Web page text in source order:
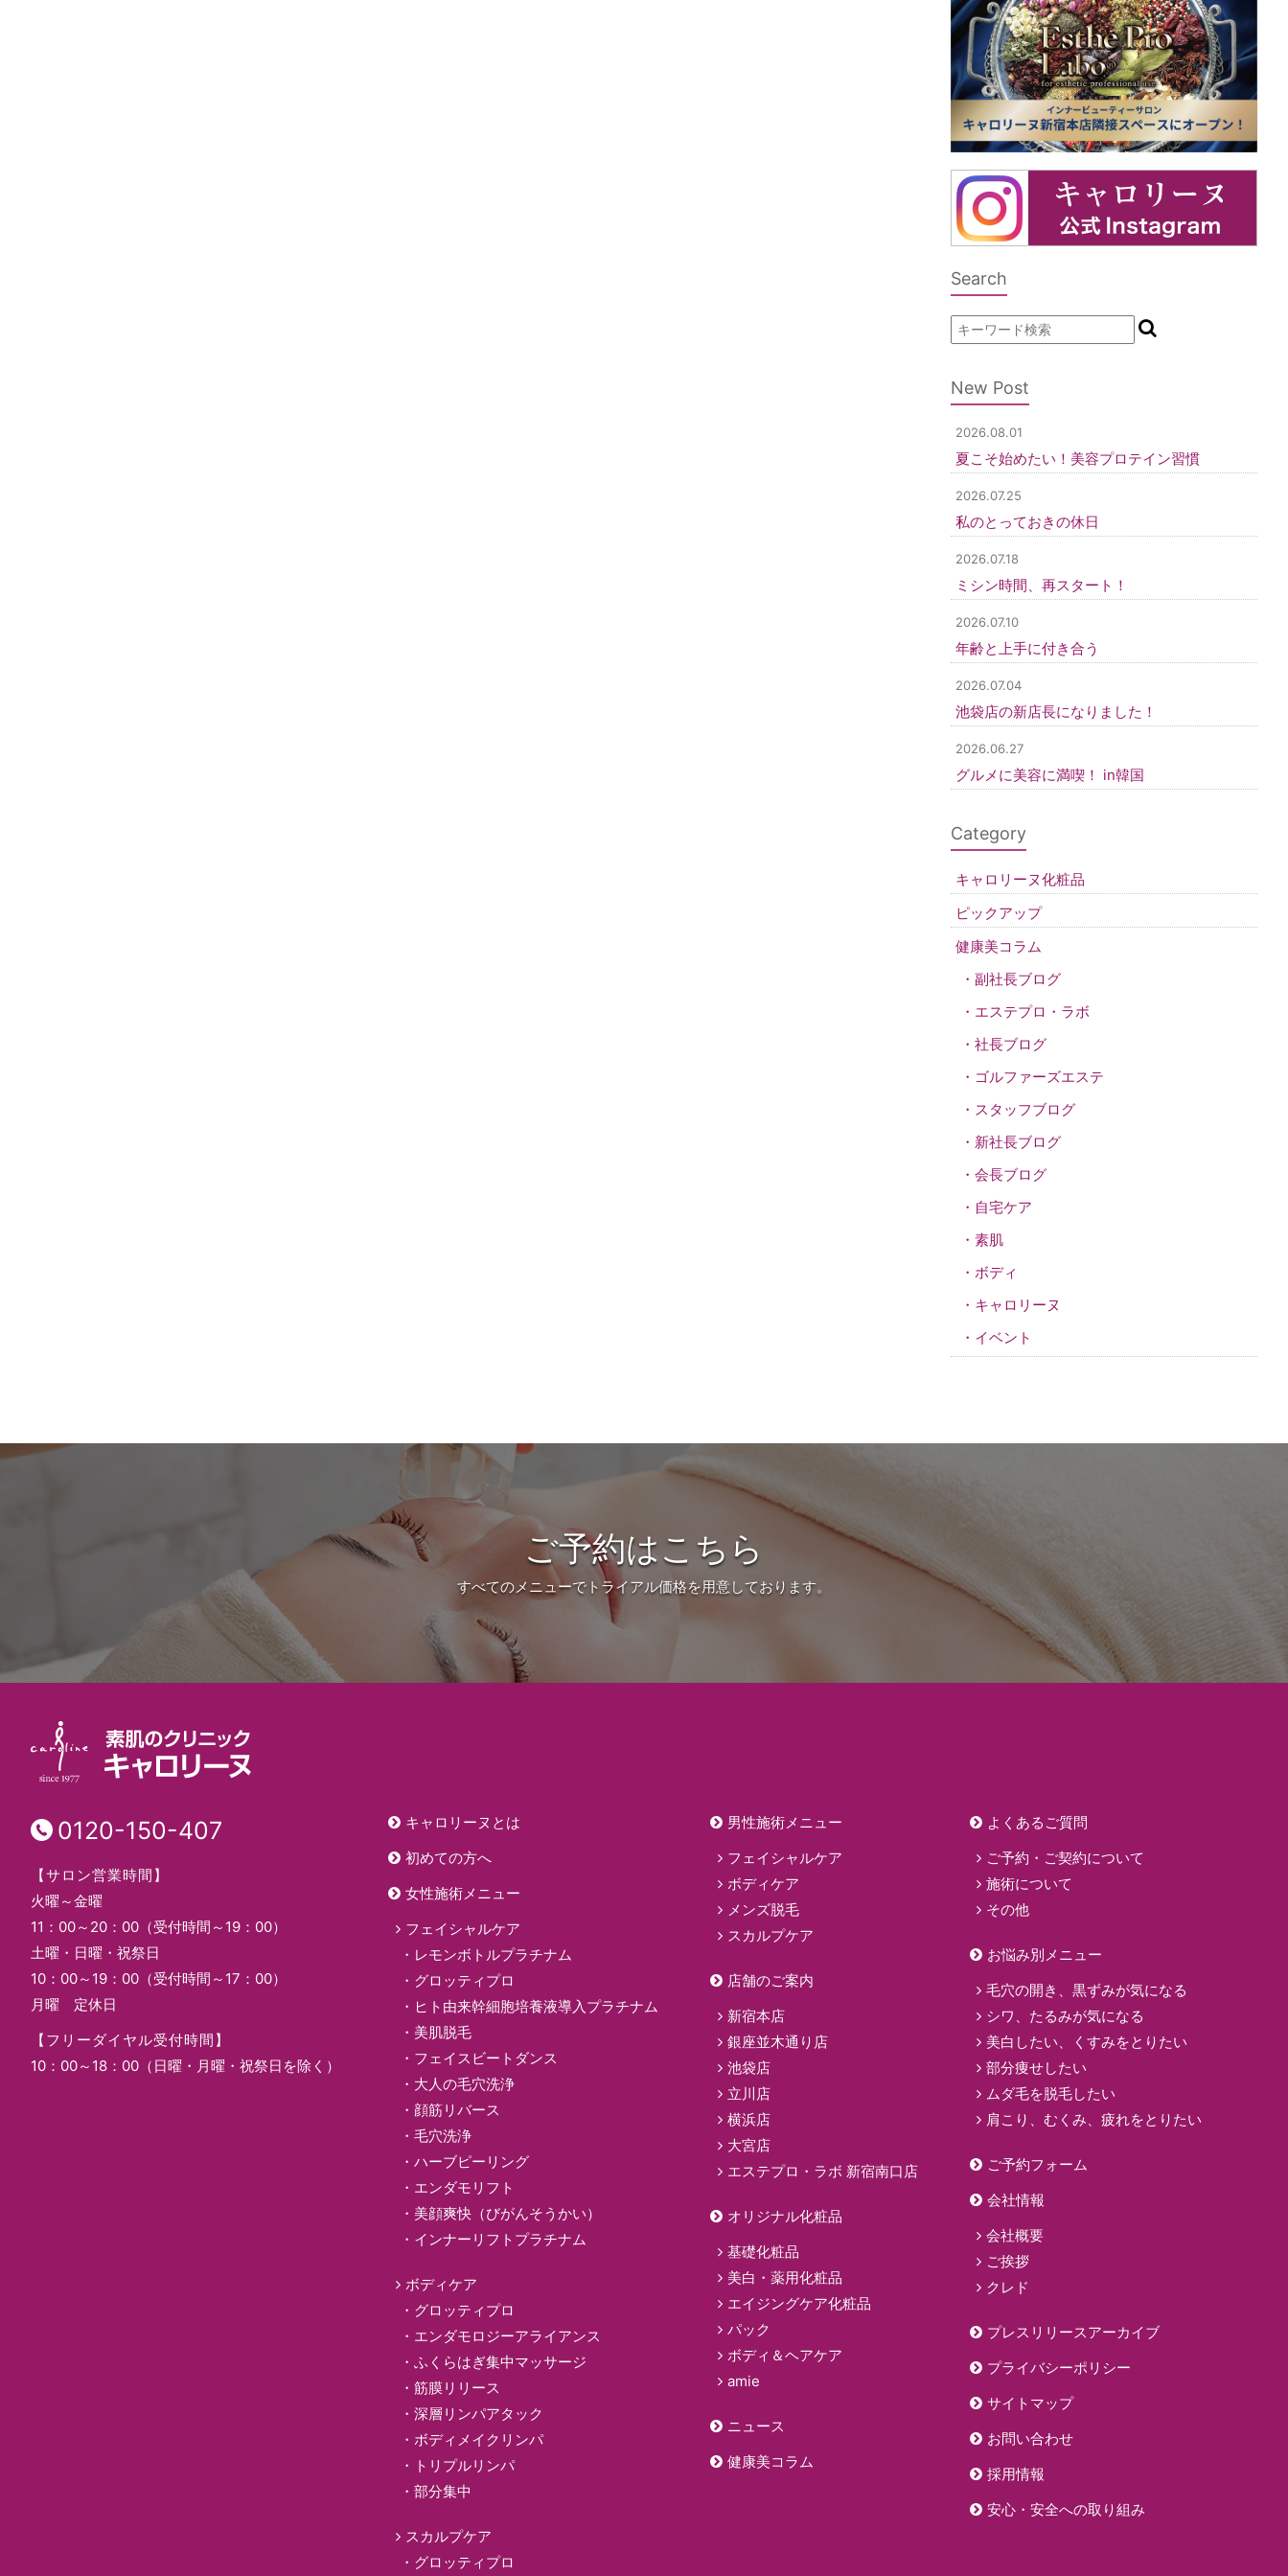
Search
New Post
2026.08.01
夏こそ始めたい！美容プロテイン習慣
2026.07.25
私のとっておきの休日
2026.07.18
ミシン時間、再スタート！
2026.07.10
年齢と上手に付き合う
2026.07.04
池袋店の新店長になりました！
2026.06.27
グルメに美容に満喫！ in韓国
Category
キャロリーヌ化粧品
ピックアップ
健康美コラム
副社長ブログ
エステプロ・ラボ
社長ブログ
ゴルファーズエステ
スタッフブログ
新社長ブログ
会長ブログ
自宅ケア
素肌
ボディ
キャロリーヌ
イベント
ご予約はこちら
すべてのメニューでトライアル価格を用意しております。
0120-150-407
【サロン営業時間】
火曜～金曜
11：00～20：00（受付時間～19：00）
土曜・日曜・祝祭日
10：00～19：00（受付時間～17：00）
月曜 定休日
【フリーダイヤル受付時間】
10：00～18：00（日曜・月曜・祝祭日を除く）
キャロリーヌとは
初めての方へ
女性施術メニュー
フェイシャルケア
レモンボトルプラチナム
グロッティプロ
ヒト由来幹細胞培養液導入プラチナム
美肌脱毛
フェイスビートダンス
大人の毛穴洗浄
顔筋リバース
毛穴洗浄
ハーブピーリング
エンダモリフト
美顔爽快（びがんそうかい）
インナーリフトプラチナム
ボディケア
グロッティプロ
エンダモロジーアライアンス
ふくらはぎ集中マッサージ
筋膜リリース
深層リンパアタック
ボディメイクリンパ
トリプルリンパ
部分集中
スカルプケア
グロッティプロ
男性施術メニュー
フェイシャルケア
ボディケア
メンズ脱毛
スカルプケア
店舗のご案内
新宿本店
銀座並木通り店
池袋店
立川店
横浜店
大宮店
エステプロ・ラボ 新宿南口店
オリジナル化粧品
基礎化粧品
美白・薬用化粧品
エイジングケア化粧品
パック
ボディ＆ヘアケア
amie
ニュース
健康美コラム
よくあるご質問
ご予約・ご契約について
施術について
その他
お悩み別メニュー
毛穴の開き、黒ずみが気になる
シワ、たるみが気になる
美白したい、くすみをとりたい
部分痩せしたい
ムダ毛を脱毛したい
肩こり、むくみ、疲れをとりたい
ご予約フォーム
会社情報
会社概要
ご挨拶
クレド
プレスリリースアーカイブ
プライバシーポリシー
サイトマップ
お問い合わせ
採用情報
安心・安全への取り組み